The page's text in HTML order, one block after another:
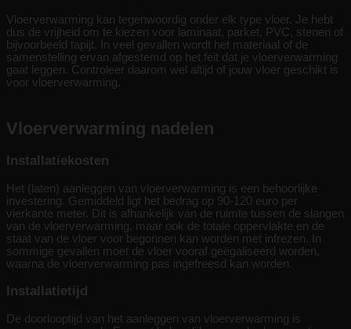
Vloerverwarming kan tegenwoordig onder elk type vloer. Je hebt
dus de vrijheid om te kiezen voor laminaat, parket, PVC, stenen of
bijvoorbeeld tapijt. In veel gevallen wordt het materiaal of de
samenstelling ervan afgestemd op het feit dat je vloerverwarming
gaat leggen. Controleer daarom wel altijd of jouw vloer geschikt is
voor vloerverwarming.
Vloerverwarming nadelen
Installatiekosten
Het (laten) aanleggen van vloerverwarming is een behoorlijke
investering. Gemiddeld ligt het bedrag op 90-120 euro per
vierkante meter. Dit is afhankelijk van de ruimte tussen de slangen
van de vloerverwarming, maar ook de totale oppervlakte en de
staat van de vloer voor begonnen kan worden met infrezen. In
sommige gevallen moet de vloer vooraf geëgaliseerd worden,
waarna de vloerverwarming pas ingefreesd kan worden.
Installatietijd
De doorlooptijd van het aanleggen van vloerverwarming is